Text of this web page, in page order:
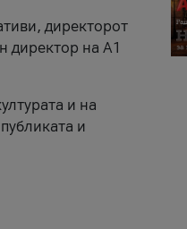
директорот
директор на A1
и на
и